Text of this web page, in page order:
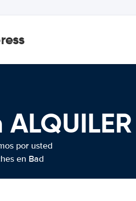
por usted
en Bad